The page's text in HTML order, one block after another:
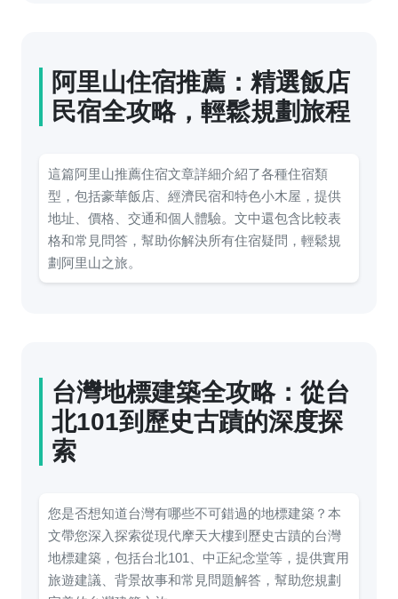
阿里山住宿推薦：精選飯店
民宿全攻略，輕鬆規劃旅程
這篇阿里山推薦住宿文章詳細介紹了各種住宿類
型，包括豪華飯店、經濟民宿和特色小木屋，提供
地址、價格、交通和個人體驗。文中還包含比較表
格和常見問答，幫助你解決所有住宿疑問，輕鬆規
劃阿里山之旅。
台灣地標建築全攻略：從台
北101到歷史古蹟的深度探
索
您是否想知道台灣有哪些不可錯過的地標建築？本
文帶您深入探索從現代摩天大樓到歷史古蹟的台灣
地標建築，包括台北101、中正紀念堂等，提供實用
旅遊建議、背景故事和常見問題解答，幫助您規劃